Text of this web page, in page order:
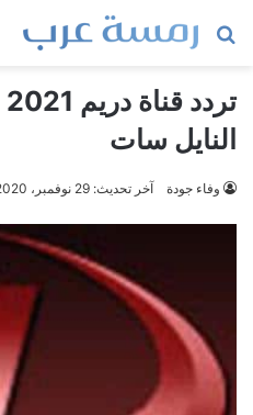
بحث
النايل سات
وفاء جودة آخر تحديث: 29 نوفمبر، 2020